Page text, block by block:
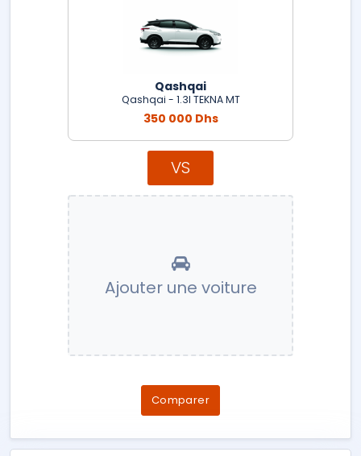
Qashqai
Qashqai - 1.3l TEKNA MT
350 000 Dhs
VS
Ajouter une voiture
Comparer